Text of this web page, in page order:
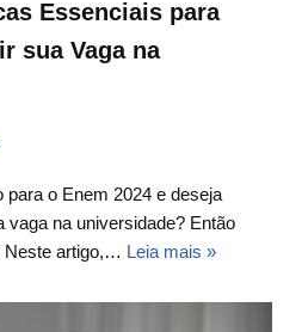
Essenciais para
sua Vaga na
para o Enem 2024 e deseja
vaga na universidade? Então
Neste artigo,… Leia mais »